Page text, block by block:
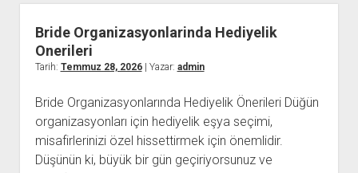
Best
Practices
Bride Organizasyonlarinda Hediyelik
Onerileri
Tarih: Temmuz 28, 2026| Yazar: admin
Bride Organizasyonlarında Hediyelik Önerileri Düğün
organizasyonları için hediyelik eşya seçimi,
misafirlerinizi özel hissettirmek için önemlidir.
Düşünün ki, büyük bir gün geçiriyorsunuz ve